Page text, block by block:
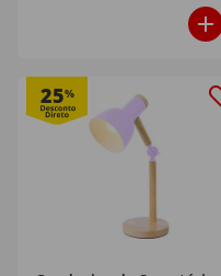
25%